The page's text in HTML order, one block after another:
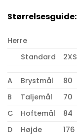
Størrelsesguide:
Herre
Standard
2XS
A Brystmål 80
B
Taljemål 70
C
Hoftemål 84
D
Højde 176